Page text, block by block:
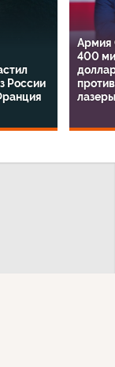
России
Армия
400
лазеры